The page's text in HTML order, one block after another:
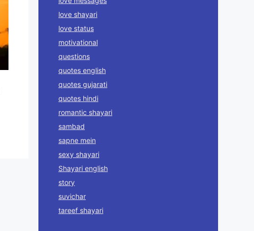
love shayari
love status
motivational
questions
quotes english
quotes gujarati
quotes hindi
romantic shayari
sambad
sapne mein
sexy shayari
Shayari english
story
suvichar
tareef shayari